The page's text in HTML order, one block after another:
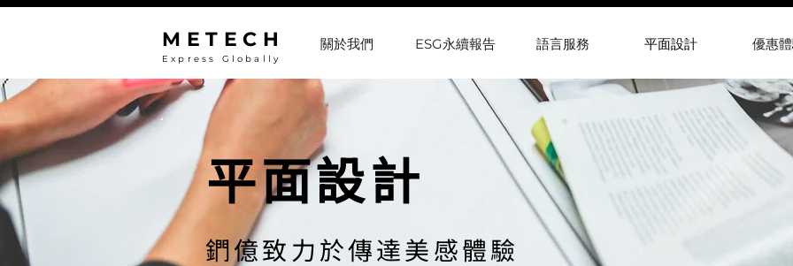
METECH
Express Globally
關於我們 ESG永續報告 語言服務 平面設計 優惠
鍆億致力於傳達美感體驗
平面設計